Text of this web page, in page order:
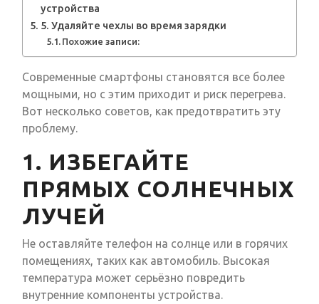
устройства
5. Удаляйте чехлы во время зарядки
Похожие записи:
Современные смартфоны становятся все более
мощными, но с этим приходит и риск перегрева.
Вот несколько советов, как предотвратить эту
проблему.
1. ИЗБЕГАЙТЕ
ПРЯМЫХ СОЛНЕЧНЫХ
ЛУЧЕЙ
Не оставляйте телефон на солнце или в горячих
помещениях, таких как автомобиль. Высокая
температура может серьёзно повредить
внутренние компоненты устройства.